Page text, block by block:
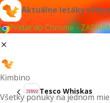
Aktuálne letáky vždy
Pridať do Chrome -
Kimbino
Všetky ponuky na jednom
Tesco Whiskas